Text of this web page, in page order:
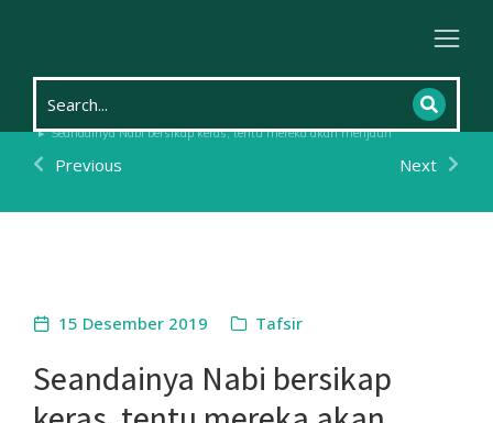
You are here:
Seandainya Nabi bersikap keras, tentu mereka akan menjauh
Previous Next
15 Desember 2019 Tafsir
Seandainya Nabi bersikap